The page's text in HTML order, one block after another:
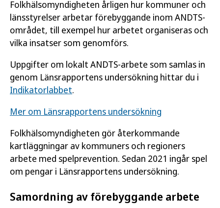
Folkhälsomyndigheten årligen hur kommuner och
länsstyrelser arbetar förebyggande inom ANDTS-
området, till exempel hur arbetet organiseras och
vilka insatser som genomförs.
Uppgifter om lokalt ANDTS-arbete som samlas in
genom Länsrapportens undersökning hittar du i
Indikatorlabbet.
Mer om Länsrapportens undersökning
Folkhälsomyndigheten gör återkommande
kartläggningar av kommuners och regioners
arbete med spelprevention. Sedan 2021 ingår spel
om pengar i Länsrapportens undersökning.
Samordning av förebyggande arbete